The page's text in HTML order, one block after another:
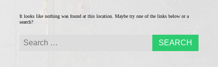
It looks like nothing was found at this location. Maybe try one of the links below or a
search?